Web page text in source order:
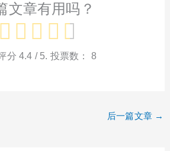
文章有用吗？
分 4.4 / 5. 投票数： 8
后一篇文章 →